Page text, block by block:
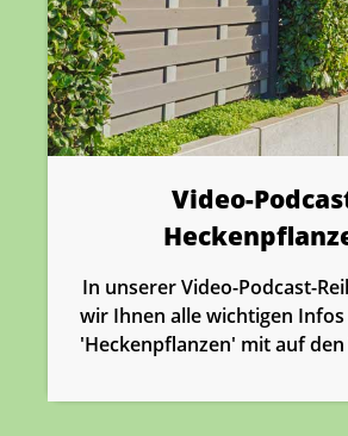
Video-
In unserer Video-Podcast-
wir Ihnen alle wichtigen Infos
'Heckenpflanzen' mit auf den